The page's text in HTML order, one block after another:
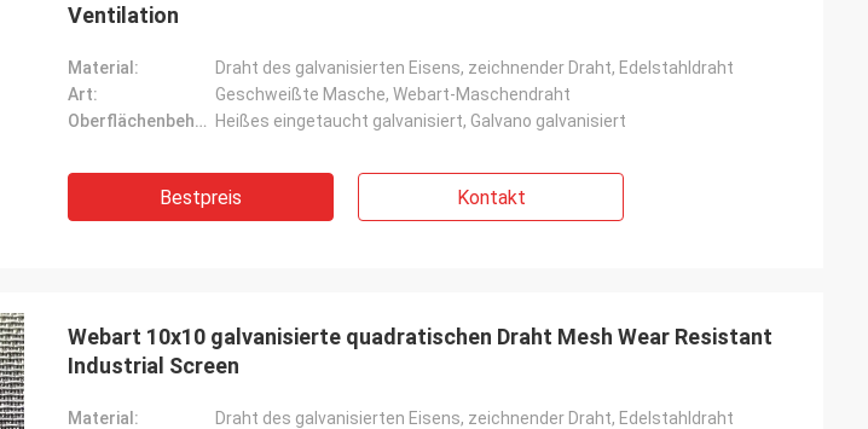
Ventilation
Material:
Draht des galvanisierten Eisens, zeichnender Draht, Edelstahldraht
Art:
Geschweißte Masche, Webart-Maschendraht
Oberflächenbehandlung:
Heißes eingetaucht galvanisiert, Galvano galvanisiert
Bestpreis Kontakt
Webart 10x10 galvanisierte quadratischen Draht Mesh Wear Resistant
Industrial Screen
Material:
Draht des galvanisierten Eisens, zeichnender Draht, Edelstahldraht